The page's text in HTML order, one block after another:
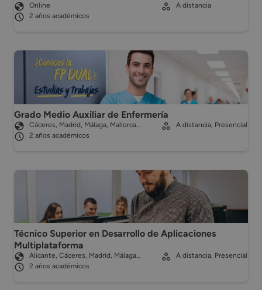
Online
2 años académicos
A distancia
Grado Medio Auxiliar de Enfermería
Cáceres, Madrid, Málaga, Mallorca…
2 años académicos
A distancia, Presencial
Técnico Superior en Desarrollo de Aplicaciones
Multiplataforma
Alicante, Cáceres, Madrid, Málaga…
2 años académicos
A distancia, Presencial